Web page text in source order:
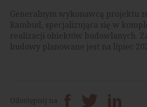
Generalnym wykonawcą projektu
Rambud, specjalizująca się w
realizacji obiektów budowlanych.
budowy planowane jest na lipiec
Udostępnij na